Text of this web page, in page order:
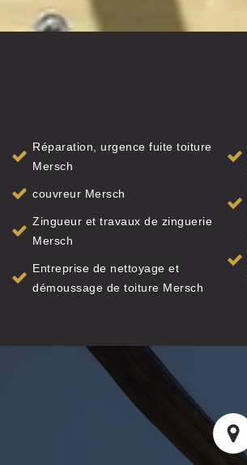
Réparation, urgence fuite toiture
Mersch
couvreur Mersch
Zingueur et travaux de zinguerie
Mersch
Entreprise de nettoyage et
démoussage de toiture Mersch